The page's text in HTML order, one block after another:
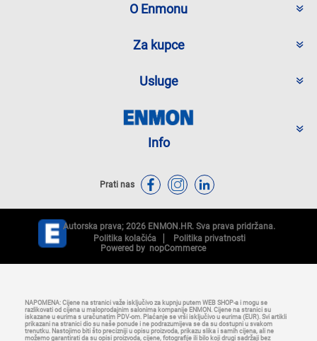
O Enmonu
Za kupce
Usluge
Info
Prati nas
Autorska prava; 2026 ENMON.HR. Sva prava pridržana.
Politika kolačića
Politika privatnosti
Powered by nopCommerce
NAPOMENA: Cijene na stranici važe isključivo za kupnju putem WEB SHOP-a i mogu se
razlikovati od cijena u maloprodajnim salonima kompanije ENMON. Cijene na stranici su
iskazane u eurima s uračunatim PDV-om. Plaćanje se vrši isključivo u eurima (EUR). Svi artikli
prikazani na stranici dio su naše ponude i ne podrazumijeva se da su dostupni u svakom
trenutku. Nastojimo biti što precizniji u opisu proizvoda, prikazu slika i samih cijena, ali ne
možemo garantirati da su opisi proizvoda, cijene, fotografije ili bilo koji drugi sadržaji bez